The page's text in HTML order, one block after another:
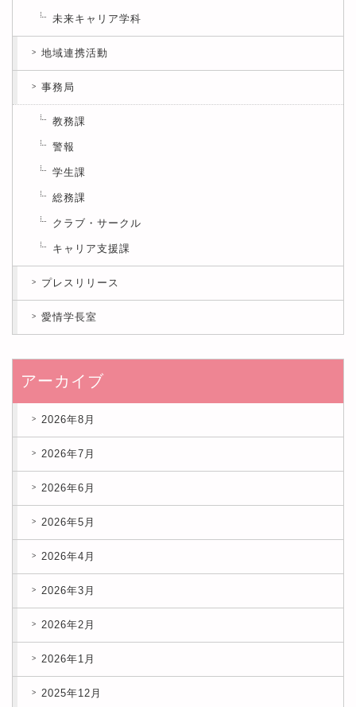
未来キャリア学科
地域連携活動
事務局
教務課
警報
学生課
総務課
クラブ・サークル
キャリア支援課
プレスリリース
愛情学長室
アーカイブ
2026年8月
2026年7月
2026年6月
2026年5月
2026年4月
2026年3月
2026年2月
2026年1月
2025年12月